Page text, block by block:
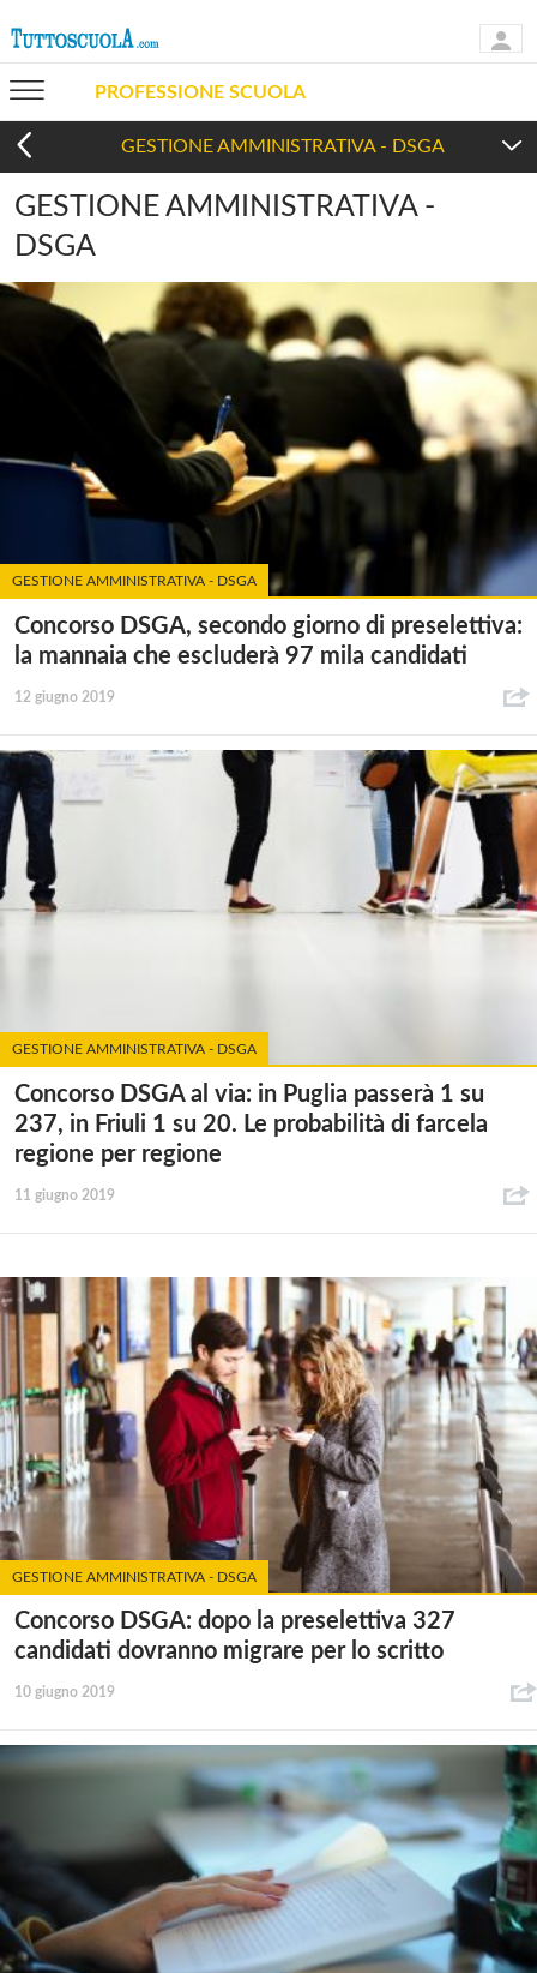
PROFESSIONE SCUOLA
GESTIONE AMMINISTRATIVA - DSGA
GESTIONE AMMINISTRATIVA -
DSGA
GESTIONE AMMINISTRATIVA - DSGA
Concorso DSGA, secondo giorno di preselettiva:
la mannaia che escluderà 97 mila candidati
12 giugno 2019
GESTIONE AMMINISTRATIVA - DSGA
Concorso DSGA al via: in Puglia passerà 1 su
237, in Friuli 1 su 20. Le probabilità di farcela
regione per regione
11 giugno 2019
GESTIONE AMMINISTRATIVA - DSGA
Concorso DSGA: dopo la preselettiva 327
candidati dovranno migrare per lo scritto
10 giugno 2019